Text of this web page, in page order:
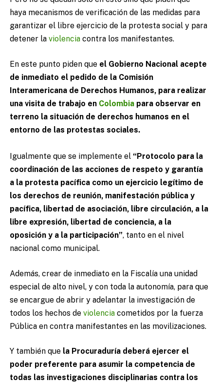
haya mecanismos de verificación de las medidas para
garantizar el libre ejercicio de la protesta social y para
detener la violencia contra los manifestantes.
En este punto piden que el Gobierno Nacional acepte
de inmediato el pedido de la Comisión
Interamericana de Derechos Humanos, para realizar
una visita de trabajo en Colombia para observar en
terreno la situación de derechos humanos en el
entorno de las protestas sociales.
Igualmente que se implemente el “Protocolo para la
coordinación de las acciones de respeto y garantía
a la protesta pacífica como un ejercicio legítimo de
los derechos de reunión, manifestación pública y
pacífica, libertad de asociación, libre circulación, a la
libre expresión, libertad de conciencia, a la
oposición y a la participación”, tanto en el nivel
nacional como municipal.
Además, crear de inmediato en la Fiscalía una unidad
especial de alto nivel, y con toda la autonomía, para que
se encargue de abrir y adelantar la investigación de
todos los hechos de violencia cometidos por la fuerza
Pública en contra manifestantes en las movilizaciones.
Y también que la Procuraduría deberá ejercer el
poder preferente para asumir la competencia de
todas las investigaciones disciplinarias contra los